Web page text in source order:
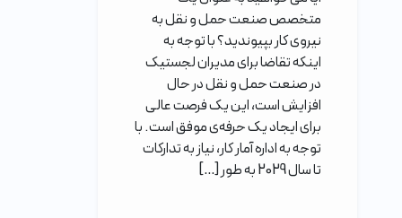
متخصص صنعت حمل و نقل به
نیروی کار بپیوندید؟ با توجه به
اینکه تقاضا برای مدیران لجستیک
در صنعت حمل و نقل در حال
افزایش است، این یک فرصت عالی
برای ایجاد یک حرفه‌ی موفق است. با
توجه به اداره آمار کار، نیاز به تدارکات
تا سال 2029 به طور […]